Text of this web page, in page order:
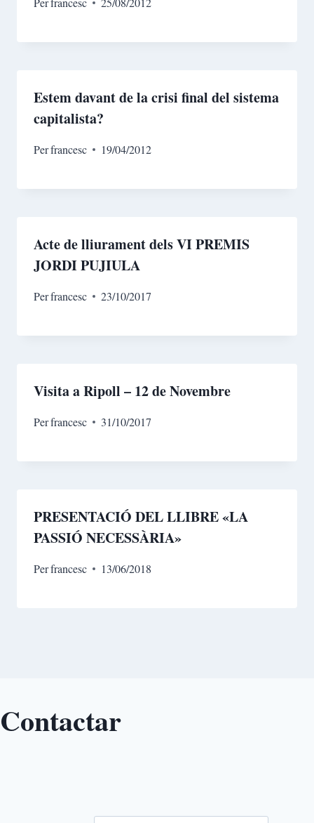
Estem davant de la crisi final del sistema
capitalista?
Perfrancesc 19/04/2012
Acte de lliurament dels VI PREMIS
JORDI PUJIULA
Perfrancesc 23/10/2017
Visita a Ripoll – 12 de Novembre
Perfrancesc 31/10/2017
PRESENTACIÓ DEL LLIBRE «LA
PASSIÓ NECESSÀRIA»
Perfrancesc 13/06/2018
Contactar